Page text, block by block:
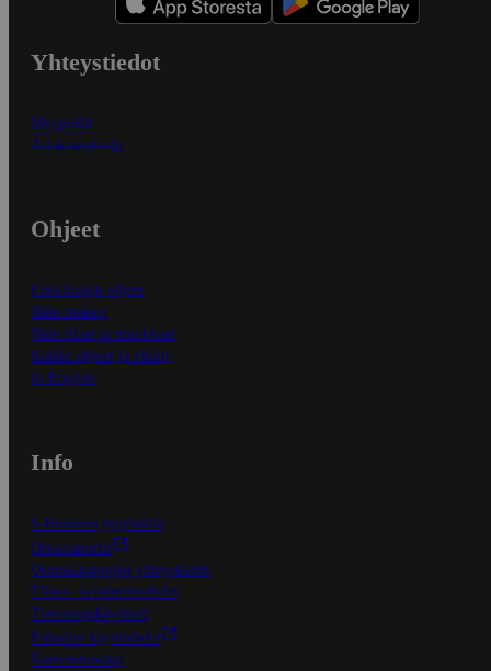
Yhteystiedot
Myymälät
Asiakaspalvelu
Ohjeet
Ensitilaajan ohjeet
Näin maksat
Näin tilaat ja muokkaat
Kaikki ohjeet ja vinkit
In English
Info
S-Business yrityksille
Oiva-raportit
Osuuskauppojen yhteystiedot
Tilaus- ja toimitusehdot
Tietosuojakäytäntö
Palvelun käyttöehdot
Saavutettavuus